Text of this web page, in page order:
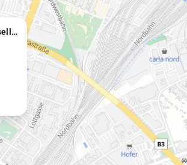
Otto Geiger Gaststättenbetriebsgesellschaft m.b.H.